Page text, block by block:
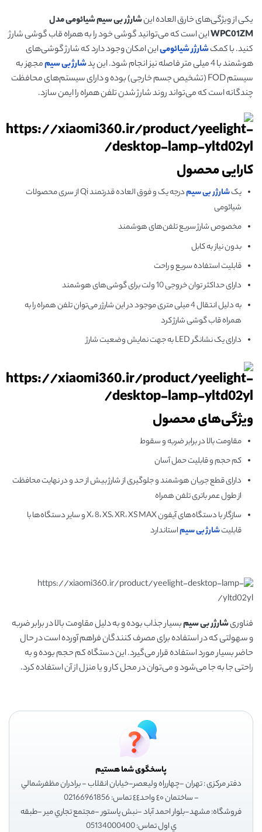
یکی از ویژگی‌های خارق العاده اینشارژر بی سیم شیائومی مدل
WPC01ZMاین است که می‌توانید گوشی خود را به همراه قاب گوشی شارژ
کنید. با کمکشارژر شیائومیاین امکان وجود دارد که شارژ گوشی‌های
هوشمند با 4 میلی متر فاصله نیز انجام شود. این پد
شارژ بی سیممجهز به
سیستم FOD (تشخیص جسم خارجی) بوده و دارای سیستم‌های محافظت
چندگانه است که می‌تواند روند شارژ شدن تلفن همراه را ایمن سازد.
کارایی محصول
یکشارژر بی سیم
درجه یک و فوق العاده قدرتمند Qi از سری محصولات
شیائومی
مخصوص شارژ سریع تلفن‌های هوشمند
بدون نیاز به کابل
قابلیت استفاده سریع و راحت
دارای حداکثر توان خروجی 10 ولت برای گوشی‌های هوشمند
به دلیل انتقال 4 میلی متری موجود در این شارژر می‌توان تلفن همراه را به
همراه قاب گوشی شارژ کرد
دارای یک نشانگر LED به جهت نمایش وضعیت شارژ
ویژگی‌های محصول
مقاومت بالا در برابر ضربه و سقوط
کم حجم و قابلیت حمل آسان
دارای قطع جریان هوشمند و جلوگیری از شارژ بیش از حد و در نهایت محافظت
از طول عمر باتری تلفن همراه
سازگار با دستگاه‌های آیفون X، 8، XS، XR، XS MAX و سایر دستگاه‌ها با
قابلیتشارژ بی سیماستاندارد
فناوریشارژر بی سیمبسیار جذاب بوده و به دلیل مقاومت بالا در برابر ضربه
و سهولتی که در استفاده برای مصرف کنندگان فراهم آورده است در حال
حاضر بسیار مورد استفاده قرار می‌گیرد. این دستگاه کم حجم بوده و به
راحتی جا به جا می‌شود و می‌توان در محل کار و یا منزل از آن استفاده کرد.
پاسخگوی شما هستیم
دفتر مرکزی : تهران -چهارراه وليعصر-خيابان انقلاب - برادران مظفرشمالي
- ساختمان ٤٠ واحد٤٤ تماس: 02166961856
فروشگاه: مشهد-بلوار احمد آباد -نبش پاستور -مجتمع تجاري مير -طبقه
ي اول تماس: 05134000400